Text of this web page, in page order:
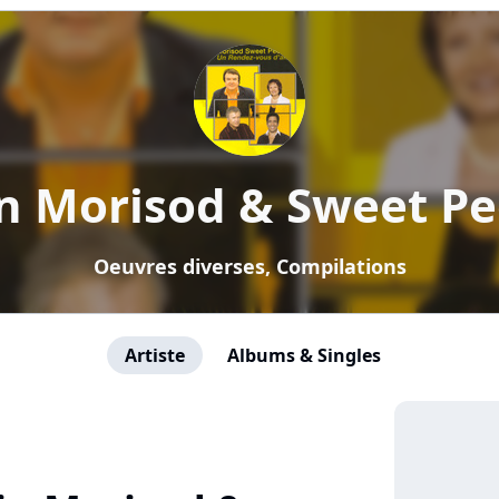
Morisod & Sweet
Oeuvres diverses, Compilations
Artiste Albums & Singles